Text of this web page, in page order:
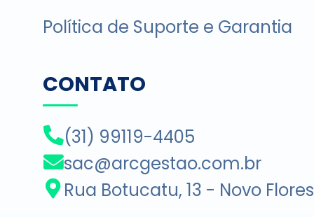
Política de Suporte e Garantia
CONTATO
(31) 99119-4405
sac@arcgestao.com.br
Rua Botucatu, 13 - Novo